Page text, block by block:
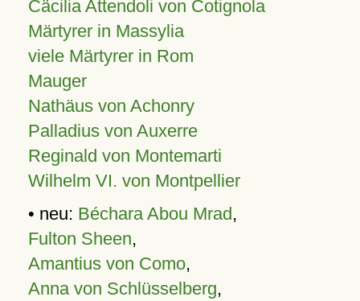
Cäcilia Attendoli von Cotignola
Märtyrer in Massylia
viele Märtyrer in Rom
Mauger
Nathäus von Achonry
Palladius von Auxerre
Reginald von Montemarti
Wilhelm VI. von Montpellier
• neu: Béchara Abou Mrad,
Fulton Sheen,
Amantius von Como,
Anna von Schlüsselberg,